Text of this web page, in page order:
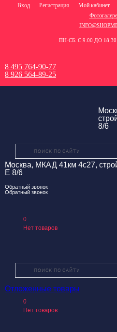
Вход Регистрация Мой кабинет
ПН-СБ: С 9:00 ДО
8 495 764-90-77
8 926 564-89-25
8/6
Москва, МКАД 41км 4с27,
Е 8/6
Обратный звонок
Обратный звонок
0
Нет товаров
О КОМПАНИИ
КАТАЛОГ ТОВАРОВ
Отложенные товары
0
Нет товаров